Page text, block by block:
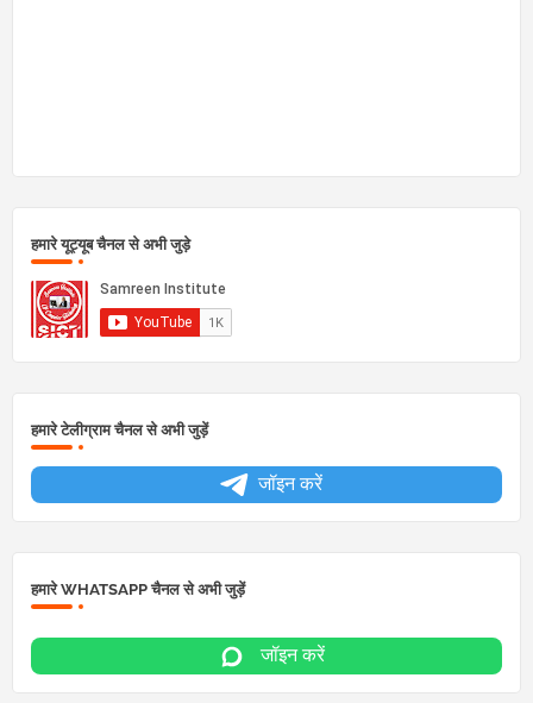
हमारे यूट्यूब चैनल से अभी जुड़े
हमारे टेलीग्राम चैनल से अभी जुड़ें
जॉइन करें
हमारे WHATSAPP चैनल से अभी जुड़ें
जॉइन करें